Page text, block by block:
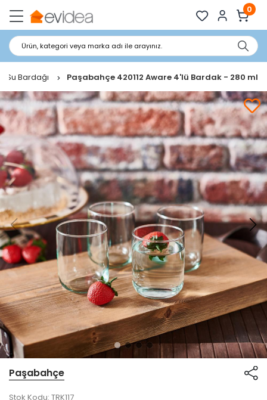
0
Ürün, kategori veya marka adı ile arayınız.
Su Bardağı Paşabahçe 420112 Aware 4'lü Bardak - 280 ml
Paşabahçe
Stok Kodu: TRK117